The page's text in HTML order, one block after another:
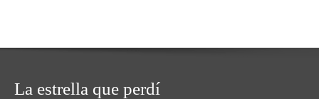
La estrella que perdí